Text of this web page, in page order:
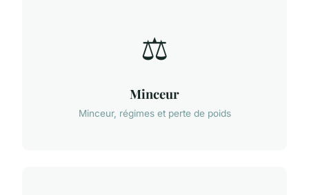
⚖️
Minceur
Minceur, régimes et perte de poids